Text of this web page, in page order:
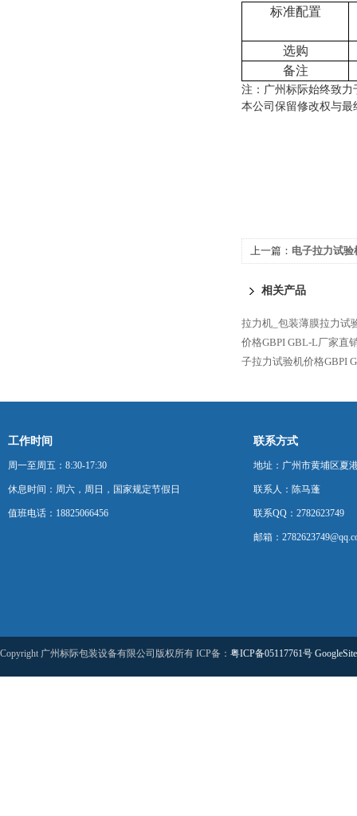
标准配置
选购
备注
注：广州标际始终致
本公司保留修改权与最
上一篇： 电子拉力试验
相关产品
拉力机_包装薄膜拉力试
价格GBPI GBL-L厂家直
子拉力试验机价格GBPI
工作时间
周一至周五：8:30-17:30
休息时间：周六，周日，国家规定节假日
值班电话：18825066456
联系方式
地址：广州市黄埔区夏
联系人：陈马蓬
联系QQ：2782623749
邮箱：
Copyright 广州标际包装设备有限公司版权所有 ICP备： 粤ICP备05117761号